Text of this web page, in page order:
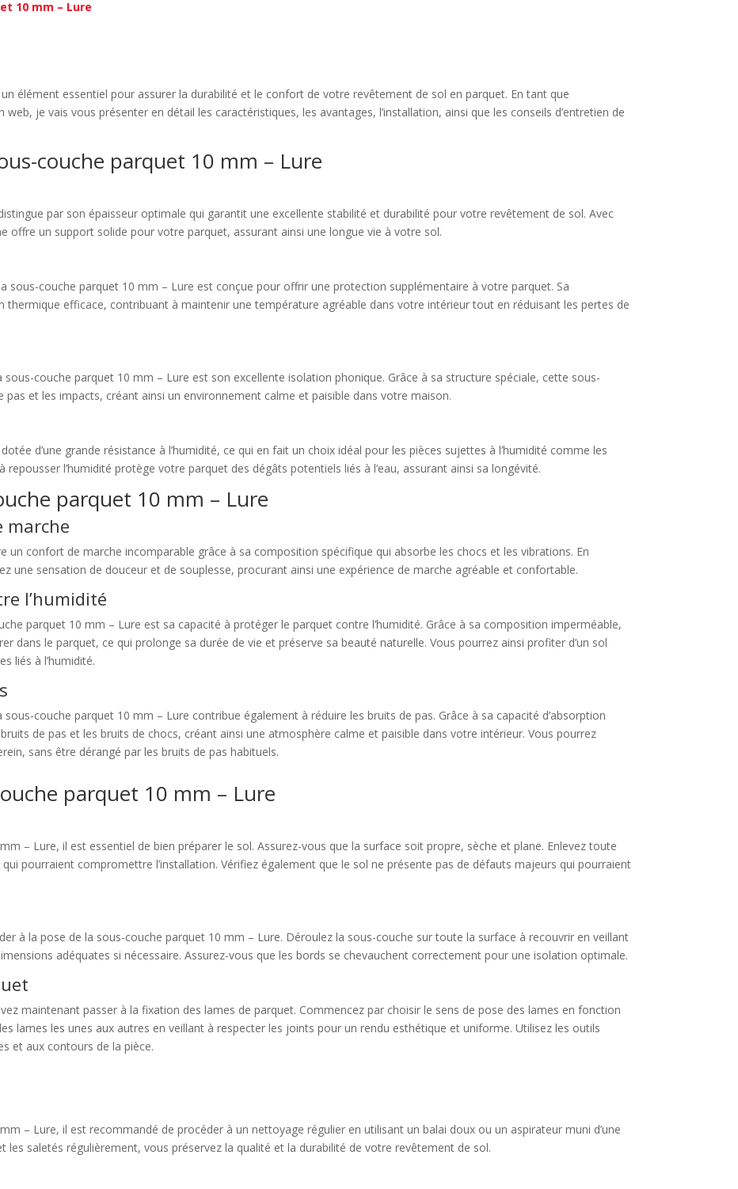
10 mm – Lure
élément essentiel pour assurer la durabilité et le confort de votre revêtement de sol en parquet. En tant que
je vais vous présenter en détail les caractéristiques, les avantages, l’installation, ainsi que les conseils d’entretien de
couche parquet 10 mm – Lure
par son épaisseur optimale qui garantit une excellente stabilité et durabilité pour votre revêtement de sol. Avec
offre un support solide pour votre parquet, assurant ainsi une longue vie à votre sol.
sous-couche parquet 10 mm – Lure est conçue pour offrir une protection supplémentaire à votre parquet. Sa
thermique efficace, contribuant à maintenir une température agréable dans votre intérieur tout en réduisant les pertes de
sous-couche parquet 10 mm – Lure est son excellente isolation phonique. Grâce à sa structure spéciale, cette sous-
et les impacts, créant ainsi un environnement calme et paisible dans votre maison.
d’une grande résistance à l’humidité, ce qui en fait un choix idéal pour les pièces sujettes à l’humidité comme les
repousser l’humidité protège votre parquet des dégâts potentiels liés à l’eau, assurant ainsi sa longévité.
parquet 10 mm – Lure
marche
un confort de marche incomparable grâce à sa composition spécifique qui absorbe les chocs et les vibrations. En
une sensation de douceur et de souplesse, procurant ainsi une expérience de marche agréable et confortable.
l’humidité
parquet 10 mm – Lure est sa capacité à protéger le parquet contre l’humidité. Grâce à sa composition imperméable,
dans le parquet, ce qui prolonge sa durée de vie et préserve sa beauté naturelle. Vous pourrez ainsi profiter d’un sol
liés à l’humidité.
couche parquet 10 mm – Lure contribue également à réduire les bruits de pas. Grâce à sa capacité d’absorption
de pas et les bruits de chocs, créant ainsi une atmosphère calme et paisible dans votre intérieur. Vous pourrez
sans être dérangé par les bruits de pas habituels.
parquet 10 mm – Lure
– Lure, il est essentiel de bien préparer le sol. Assurez-vous que la surface soit propre, sèche et plane. Enlevez toute
pourraient compromettre l’installation. Vérifiez également que le sol ne présente pas de défauts majeurs qui pourraient
à la pose de la sous-couche parquet 10 mm – Lure. Déroulez la sous-couche sur toute la surface à recouvrir en veillant
adéquates si nécessaire. Assurez-vous que les bords se chevauchent correctement pour une isolation optimale.
maintenant passer à la fixation des lames de parquet. Commencez par choisir le sens de pose des lames en fonction
lames les unes aux autres en veillant à respecter les joints pour un rendu esthétique et uniforme. Utilisez les outils
et aux contours de la pièce.
– Lure, il est recommandé de procéder à un nettoyage régulier en utilisant un balai doux ou un aspirateur muni d’une
les saletés régulièrement, vous préservez la qualité et la durabilité de votre revêtement de sol.